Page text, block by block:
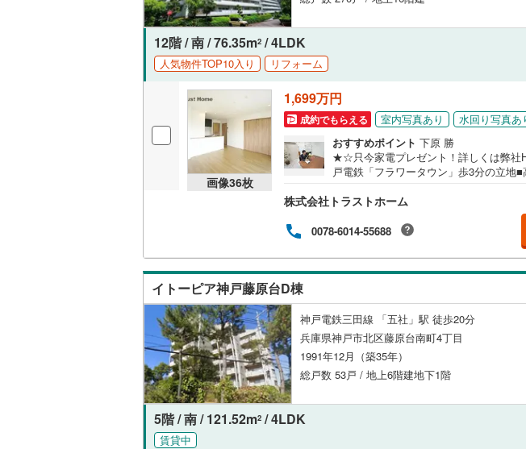
12階 / 南 / 76.35m2 / 4LDK
人気物件TOP10入り リフォーム
画像36枚
1,699万円
成約でもらえる 室内写真あり
水回り写真あ
おすすめポイント 下原 勝
★☆只今家電プレゼント！詳しくは弊
戸電鉄「フラワータウン」歩3分の立地
室収納、ウォークインCL■食洗機付！お
集約された家事動線良好な間取■全室
ーパー、病院が徒歩10分圏内で生活便
ン新調・洗面化粧台新調・ユニットバ
具新調・給湯器新調・クロス貼替・フ
ホームにお任せください！ご相談はお
♪〇住宅ローン相談、買替相談もお任せ
西宮・宝塚・三田市など 幅広いエリア
株式会社トラストホーム
0078-6014-55688
イトーピア神戸藤原台D棟
神戸電鉄三田線 「五社」駅 徒歩20分
兵庫県神戸市北区藤原台南町4丁目
1991年12月（築35年）
総戸数 53戸 / 地上6階建地下1階
5階 / 南 / 121.52m2 / 4LDK
賃貸中
LD
（1）
キッチン
独立型キッチン（ 0 ）
浴室
浴室乾燥機あり（
ルーフバルコニー（0）
収納
ウォークインクローゼット
（1）
販売、価格、契約、入居関連など